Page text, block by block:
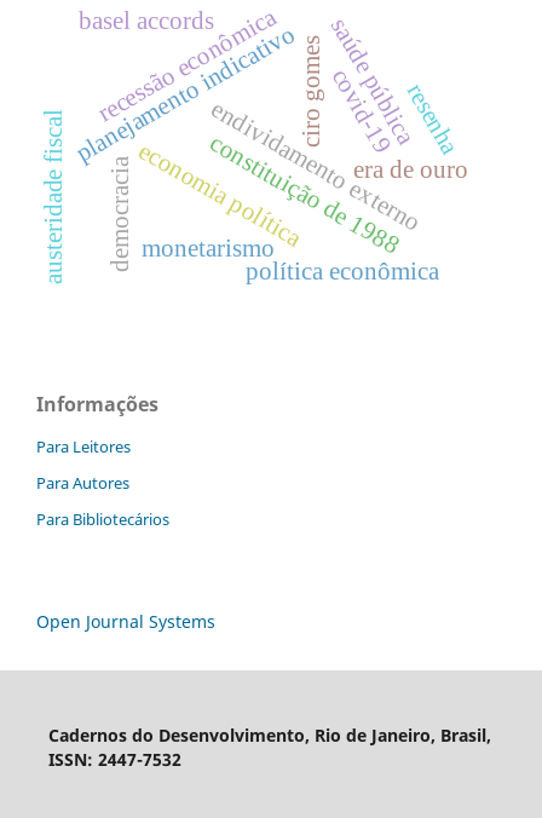
constituição de 1988
economia política
planejamento indicativoendividamento externo
recessão econômica covid-19
saúde pública
austeridade fiscal monetarismo
era de ouro
basel accords
política econômica
democracia
ciro gomes resenha
Informações
Para Leitores
Para Autores
Para Bibliotecários
Open Journal Systems
Cadernos do Desenvolvimento, Rio de Janeiro, Brasil,
ISSN: 2447-7532